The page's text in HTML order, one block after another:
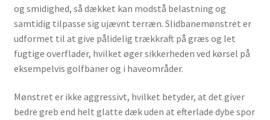
og smidighed, så dækket kan modstå belastning og
samtidig tilpasse sig ujævnt terræn. Slidbanemønstret er
udformet til at give pålidelig trækkraft på græs og let
fugtige overflader, hvilket øger sikkerheden ved kørsel på
eksempelvis golfbaner og i haveområder.
Mønstret er ikke aggressivt, hvilket betyder, at det giver
bedre greb end helt glatte dæk uden at efterlade dybe spor